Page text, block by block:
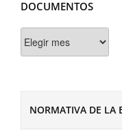
DOCUMENTOS
NORMATIVA DE LA